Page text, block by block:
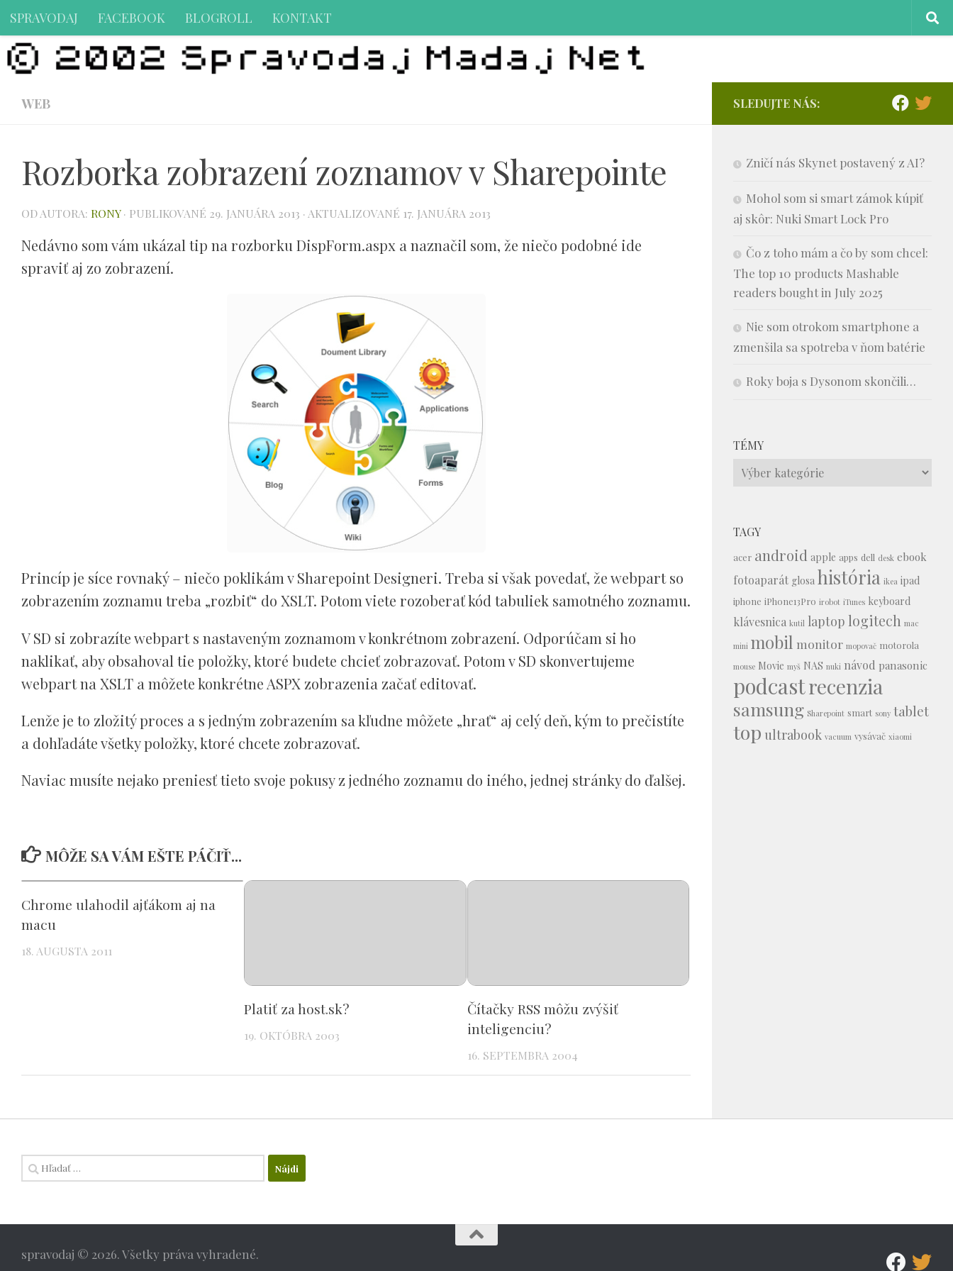
Preskočiť na obsah
SPRAVODAJ FACEBOOK BLOGROLL KONTAKT
WEB
Rozborka zobrazení zoznamov v Sharepointe
OD AUTORA: RONY · PUBLIKOVANÉ 29. JANUÁRA 2013 · AKTUALIZOVANÉ 17. JANUÁRA 2013
Nedávno som vám ukázal tip na rozborku DispForm.aspx a naznačil som, že niečo podobné ide
spraviť aj zo zobrazení.
Princíp je síce rovnaký – niečo poklikám v Sharepoint Designeri. Treba si však povedať, že webpart so
zobrazením zoznamu treba „rozbiť“ do XSLT. Potom viete rozoberať kód tabuliek samotného zoznamu.
V SD si zobrazíte webpart s nastaveným zoznamom v konkrétnom zobrazení. Odporúčam si ho
naklikať, aby obsahoval tie položky, ktoré budete chcieť zobrazovať. Potom v SD skonvertujeme
webpart na XSLT a môžete konkrétne ASPX zobrazenia začať editovať.
Lenže je to zložitý proces a s jedným zobrazením sa kľudne môžete „hrať“ aj celý deň, kým to prečistíte
a dohľadáte všetky položky, ktoré chcete zobrazovať.
Naviac musíte nejako preniesť tieto svoje pokusy z jedného zoznamu do iného, jednej stránky do ďalšej.
MÔŽE SA VÁM EŠTE PÁČIŤ...
Chrome ulahodil ajťákom aj na
macu
18. AUGUSTA 2011
Platiť za host.sk?
19. OKTÓBRA 2003
Čítačky RSS môžu zvýšiť
inteligenciu?
16. SEPTEMBRA 2004
SLEDUJTE NÁS:
Zničí nás Skynet postavený z AI?
Mohol som si smart zámok kúpiť
aj skôr: Nuki Smart Lock Pro
Čo z toho mám a čo by som chcel:
The top 10 products Mashable
readers bought in July 2025
Nie som otrokom smartphone a
zmenšila sa spotreba v ňom batérie
Roky boja s Dysonom skončili…
TÉMY
Témy
TAGY
acer android apple apps dell desk ebook
fotoaparát glosa história ikea ipad
iphone iPhone13Pro irobot iTunes keyboard
klávesnica kutil laptop logitech mac
mini mobil monitor mopovač motorola
mouse Movie myš NAS nuki návod panasonic
podcastrecenzia
samsung Sharepoint smart sony tablet
top ultrabook vacuum vysávač xiaomi
Hľadať:
spravodaj © 2026. Všetky práva vyhradené.